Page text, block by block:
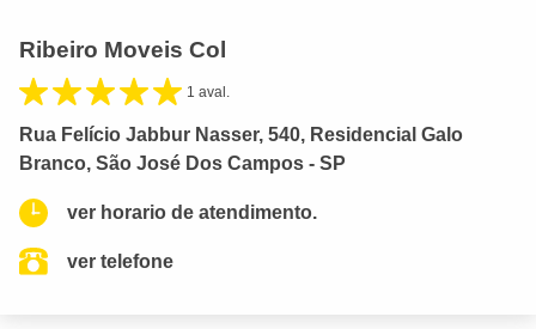
Ribeiro Moveis Col
1 aval.
Rua Felício Jabbur Nasser, 540, Residencial Galo
Branco, São José Dos Campos - SP
ver horario de atendimento.
ver telefone